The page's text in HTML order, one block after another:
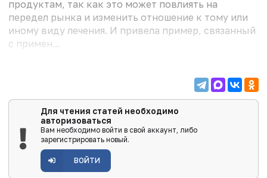
продуктам, так как это может повлиять на
передел рынка и изменить отношение к тому или
иному виду лечения. И привела пример, связанный
с примен...
Для чтения статей необходимо
авторизоваться
Вам необходимо войти в свой аккаунт, либо
зарегистрировать новый.
ВОЙТИ